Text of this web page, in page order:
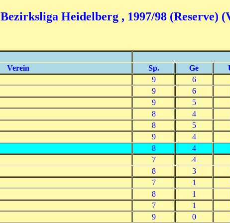
Bezirksliga Heidelberg , 1997/98 (Reserve)
Verein Sp. Ge
9 6
9 6
9 5
8 4
8 5
9 4
8 4
7 4
8 3
7 1
8 1
7 1
9 0